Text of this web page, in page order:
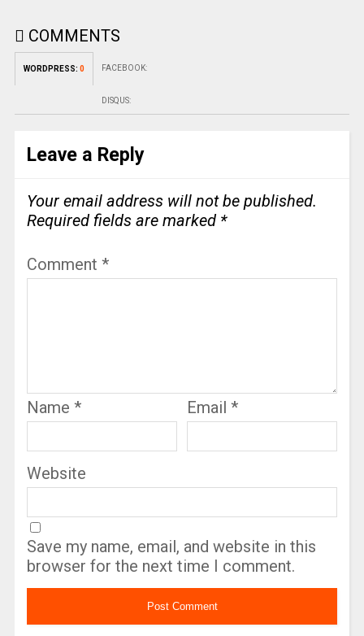
COMMENTS
WORDPRESS: 0 FACEBOOK:
DISQUS:
Leave a Reply
Your email address will not be published.
Required fields are marked *
Comment *
Name * Email *
Website
Save my name, email, and website in this
browser for the next time I comment.